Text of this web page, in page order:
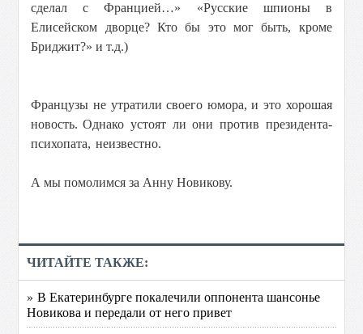
сделал с Францией…» «Русские шпионы в
Елисейском дворце? Кто бы это мог быть, кроме
Бриджит?» и т.д.)
Французы не утратили своего юмора, и это хорошая
новость.Однако устоят ли они против президента-
психопата, неизвестно.
А мы помолимся за Анну Новикову.
ЧИТАЙТЕ ТАКЖЕ:
» В Екатеринбурге покалечили оппонента шансонье
Новикова и передали от него привет